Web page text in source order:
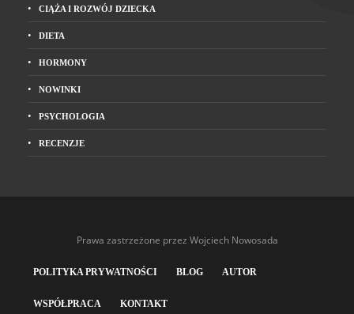
CIĄŻA I ROZWÓJ DZIECKA
DIETA
HORMONY
NOWINKI
PSYCHOLOGIA
RECENZJE
Prawa zastrzeżone przez Wojciech Nowosada
POLITYKA PRYWATNOŚCI BLOG AUTOR
WSPÓŁPRACA KONTAKT